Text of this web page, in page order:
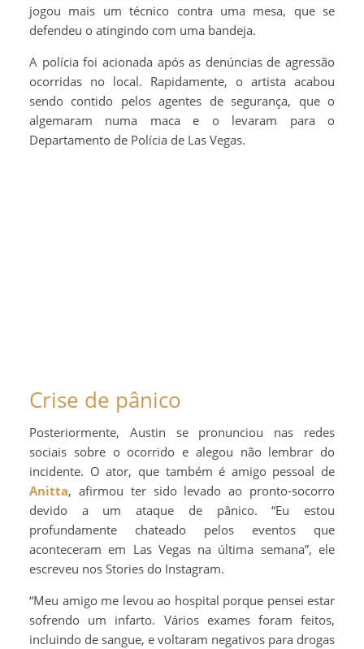
jogou mais um técnico contra uma mesa, que se
defendeu o atingindo com uma bandeja.
A polícia foi acionada após as denúncias de agressão
ocorridas no local. Rapidamente, o artista acabou
sendo contido pelos agentes de segurança, que o
algemaram numa maca e o levaram para o
Departamento de Polícia de Las Vegas.
Crise de pânico
Posteriormente, Austin se pronunciou nas redes
sociais sobre o ocorrido e alegou não lembrar do
incidente. O ator, que também é amigo pessoal de
Anitta, afirmou ter sido levado ao pronto-socorro
devido a um ataque de pânico. “Eu estou
profundamente chateado pelos eventos que
aconteceram em Las Vegas na última semana”, ele
escreveu nos Stories do Instagram.
“Meu amigo me levou ao hospital porque pensei estar
sofrendo um infarto. Vários exames foram feitos,
incluindo de sangue, e voltaram negativos para drogas